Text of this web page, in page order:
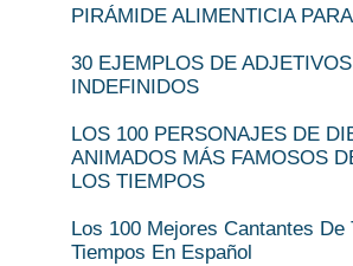
PIRÁMIDE ALIMENTICIA
30 EJEMPLOS DE ADJETIVOS
INDEFINIDOS
LOS 100 PERSONAJES DE
ANIMADOS MÁS FAMOSOS
LOS TIEMPOS
Los 100 Mejores Cantantes De
Tiempos En Español